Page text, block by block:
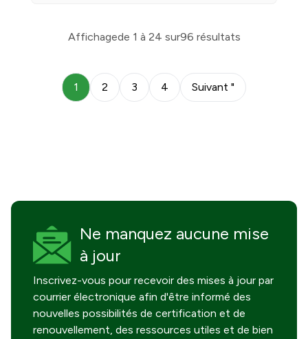
Affichagede 1 à 24 sur96 résultats
1 2 3 4 Suivant "
Ne manquez aucune mise
à jour
Inscrivez-vous pour recevoir des mises à jour par
courrier électronique afin d'être informé des
nouvelles possibilités de certification et de
renouvellement, des ressources utiles et de bien